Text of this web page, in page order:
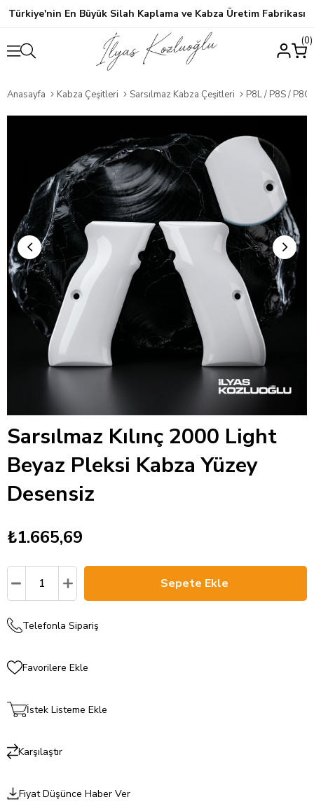
Türkiye'nin En Büyük Silah Kaplama ve Kabza Üretim Fabrikası
0
Anasayfa Kabza Çeşitleri Sarsılmaz Kabza Çeşitleri P8L / P8S / P8C
Sarsılmaz Kılınç 2000 Light
Beyaz Pleksi Kabza Yüzey
Desensiz
₺1.665,69
Telefonla Sipariş
Favorilere Ekle
İstek Listeme Ekle
Karşılaştır
Fiyat Düşünce Haber Ver